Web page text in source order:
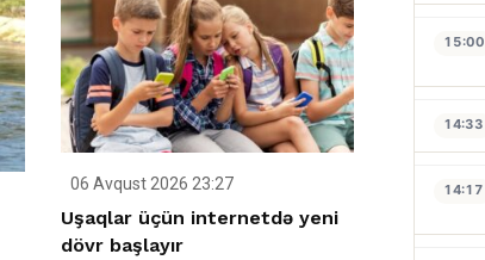
06 Avqust 2026 23:27
Uşaqlar üçün internetdə yeni
dövr başlayır
15:00
14:33
14:17